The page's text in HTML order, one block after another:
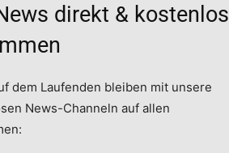
direkt & kostenlos
dem Laufenden bleiben mit unsere
News-Channeln auf allen